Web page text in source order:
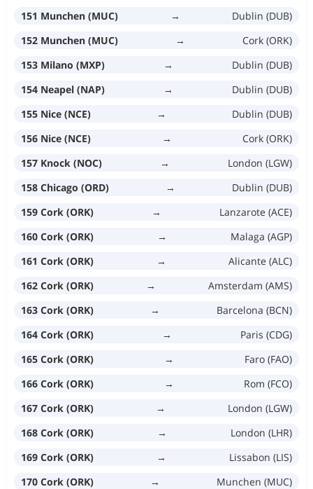
151 Munchen (MUC)
→
Dublin (DUB)
152 Munchen (MUC)
→
Cork (ORK)
153 Milano (MXP)
→
Dublin (DUB)
154 Neapel (NAP)
→
Dublin (DUB)
155 Nice (NCE)
→
Dublin (DUB)
156 Nice (NCE)
→
Cork (ORK)
157 Knock (NOC)
→
London (LGW)
158 Chicago (ORD)
→
Dublin (DUB)
159 Cork (ORK)
→
Lanzarote (ACE)
160 Cork (ORK)
→
Malaga (AGP)
161 Cork (ORK)
→
Alicante (ALC)
162 Cork (ORK)
→
Amsterdam (AMS)
163 Cork (ORK)
→
Barcelona (BCN)
164 Cork (ORK)
→
Paris (CDG)
165 Cork (ORK)
→
Faro (FAO)
166 Cork (ORK)
→
Rom (FCO)
167 Cork (ORK)
→
London (LGW)
168 Cork (ORK)
→
London (LHR)
169 Cork (ORK)
→
Lissabon (LIS)
170 Cork (ORK)
→
Munchen (MUC)